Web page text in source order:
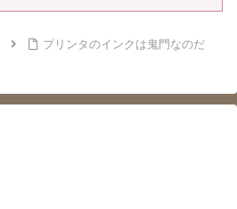
プリンタのインクは鬼門なのだ